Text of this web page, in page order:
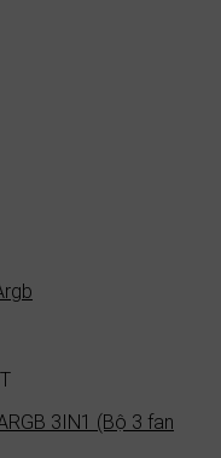
3IN1 (Bộ 3 fan